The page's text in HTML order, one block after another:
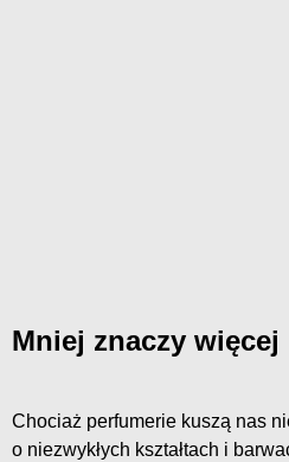
Mniej znaczy więcej
Chociaż perfumerie kuszą nas
o niezwykłych kształtach i